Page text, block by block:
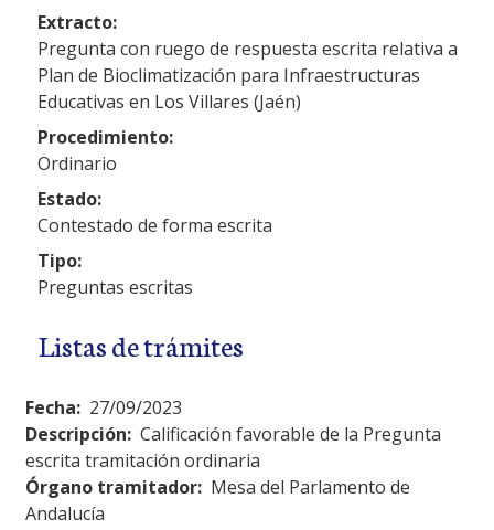
Extracto:
Pregunta con ruego de respuesta escrita relativa a
Plan de Bioclimatización para Infraestructuras
Educativas en Los Villares (Jaén)
Procedimiento:
Ordinario
Estado:
Contestado de forma escrita
Tipo:
Preguntas escritas
Listas de trámites
Fecha: 27/09/2023
Descripción: Calificación favorable de la Pregunta
escrita tramitación ordinaria
Órgano tramitador: Mesa del Parlamento de
Andalucía